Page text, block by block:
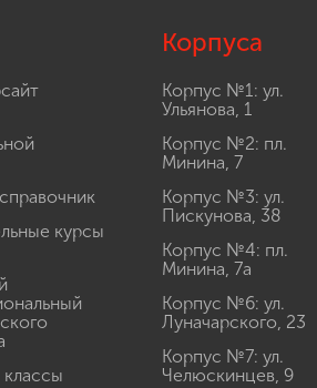
курсы
Корпуса
Корпус №1: ул.
Ульянова, 1
Корпус №2: пл.
Минина, 7
Корпус №3: ул.
Пискунова, 38
Корпус №4: пл.
Минина, 7а
Корпус №6: ул.
Луначарского, 23
Корпус №7: ул.
Челюскинцев, 9